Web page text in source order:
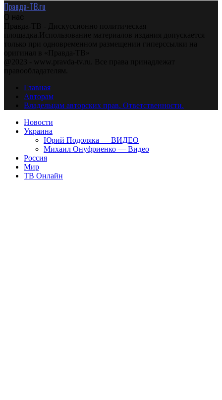
Правда-ТВ.ru
О нас
Правда-ТВ - Дискуссионно политическая
площадка.Использование материалов издания допускается
только при одновременном размещении гиперссылки на
оригинал в «Правда-ТВ»
@2023 - www.pravda-tv.ru. Все права принадлежат
правообладателям.
Главная
Авторам
Владельцам авторских прав. Ответственности.
Новости
Украина
Юрий Подоляка — ВИДЕО
Михаил Онуфриенко — Видео
Россия
Мир
ТВ Онлайн